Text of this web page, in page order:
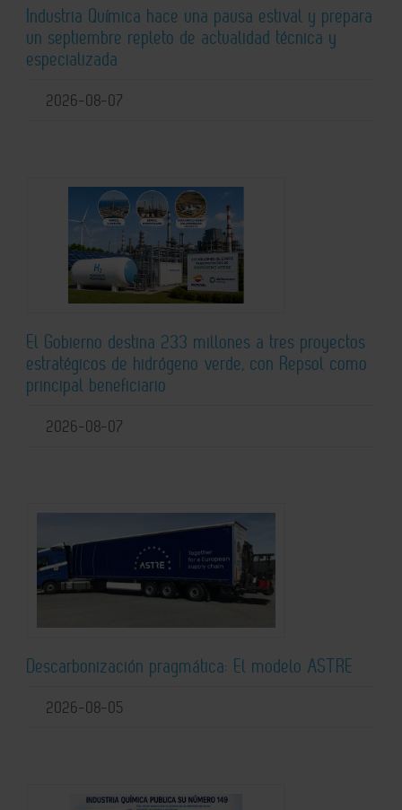
Industria Química hace una pausa estival y prepara
un septiembre repleto de actualidad técnica y
especializada
2026-08-07
El Gobierno destina 233 millones a tres proyectos
estratégicos de hidrógeno verde, con Repsol como
principal beneficiario
2026-08-07
Descarbonización pragmática: El modelo ASTRE
2026-08-05